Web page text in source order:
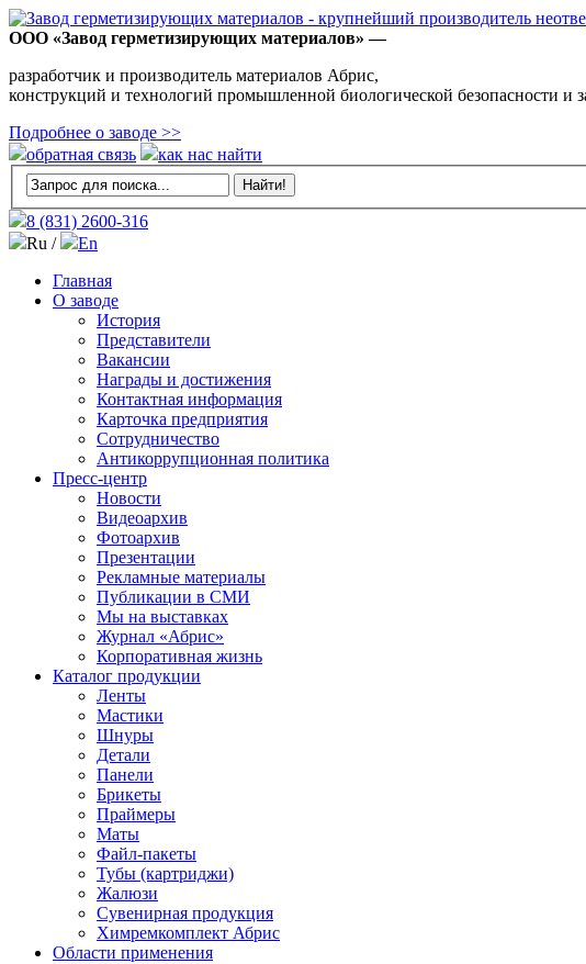
ООО «Завод герметизирующих материалов» —
разработчик и производитель материалов Абрис,
конструкций и технологий промышленной биологической безопасности и
Подробнее о заводе >>
обратная связь
как нас найти
8 (831) 2600-316
Ru /
En
Главная
О заводе
История
Представители
Вакансии
Награды и достижения
Контактная информация
Карточка предприятия
Сотрудничество
Антикоррупционная политика
Пресс-центр
Новости
Видеоархив
Фотоархив
Презентации
Рекламные материалы
Публикации в СМИ
Мы на выставках
Журнал «Абрис»
Корпоративная жизнь
Каталог продукции
Ленты
Мастики
Шнуры
Детали
Панели
Брикеты
Праймеры
Маты
Файл-пакеты
Тубы (картриджи)
Жалюзи
Сувенирная продукция
Химремкомплект Абрис
Области применения